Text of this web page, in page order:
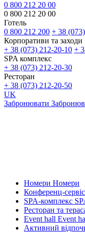
0 800 212 20 00
0 800 212 20 00
Готель
0 800 212 200 + 38
Корпоративи та заходи
+ 38 (073) 212-20-10 +
SPA комплекс
+ 38 (073) 212-20-30
Ресторан
+ 38 (073) 212-20-50
UK
Забронювати
Номери Номери
Конференц-сервіс
SPA-комплекс
Ресторан та
Event hall Event
Активний